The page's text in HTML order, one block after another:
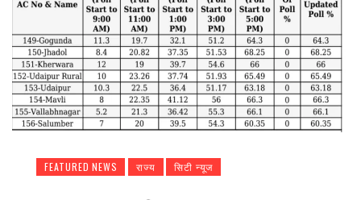
FEATURED NEWS राज्य सिटी न्यूज